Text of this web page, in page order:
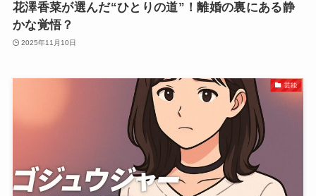
花澤香菜が選んだ“ひとりの道”！離婚の裏にある静
かな覚悟？
2025年11月10日
芸能